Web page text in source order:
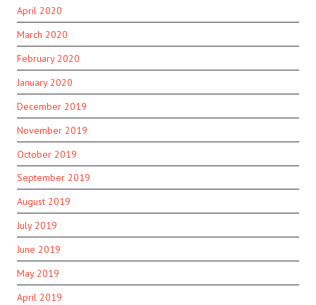
April 2020
March 2020
February 2020
January 2020
December 2019
November 2019
October 2019
September 2019
August 2019
July 2019
June 2019
May 2019
April 2019